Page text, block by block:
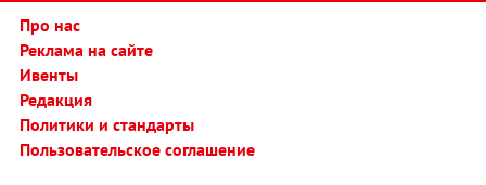
Про нас
Реклама на сайте
Ивенты
Редакция
Политики и стандарты
Пользовательское соглашение